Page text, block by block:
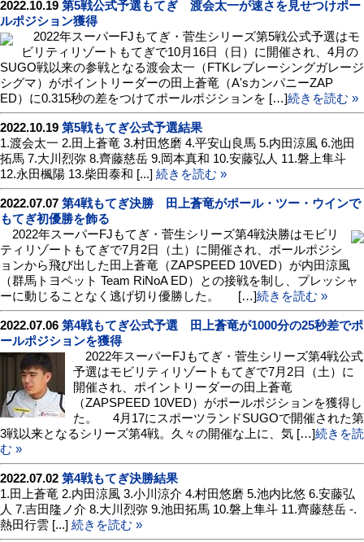
2022.10.19 第5戦公式予選もてぎ 渡会太一が速さを見せつけポー
ルポジション獲得
2022年スーパーFJもてぎ・菅生シリーズ第5戦公式予選はモ
ビリティリゾートもてぎで10月16日（日）に開催され、4月の
SUGO戦以来の参戦となる渡会太一（FTKレブレーシングガレージ
シグマ）がポイントリーダーの田上蒼竜（A'sカンパニーZAP
ED）に0.315秒の差をつけてポールポジションを […]続きを読む »
2022.10.19 第5戦もてぎ公式予選結果
1.渡会太一 2.田上蒼竜 3.村田悠磨 4.平安山良馬 5.内田涼風 6.池田
拓馬 7.大川烈弥 8.齊藤慈岳 9.岡本真和 10.安藤弘人 11.磐上隼斗
12.永田楓陽 13.柴田泰和 [...] 続きを読む »
2022.07.07 第4戦もてぎ決勝 田上蒼竜がポール・ツー・ウインで
もてぎ初優勝を飾る
2022年スーパーFJもてぎ・菅生シリーズ第4戦決勝はモビリ
ティリゾートもてぎで7月2日（土）に開催され、ポールポジシ
ョンから飛び出した田上蒼竜（ZAPSPEED 10VED）が内田涼風
（群馬トヨペット Team RiNoA ED）との接戦を制し、プレッシャ
ーに動じることなく逃げ切り優勝した。 […]続きを読む »
2022.07.06 第4戦もてぎ公式予選 田上蒼竜が1000分の25秒差でポ
ールポジションを獲得
2022年スーパーFJもてぎ・菅生シリーズ第4戦公式
予選はモビリティリゾートもてぎで7月2日（土）に
開催され、ポイントリーダーの田上蒼竜
（ZAPSPEED 10VED）がポールポジションを獲得し
た。 4月17にスポーツランドSUGOで開催された第
3戦以来となるシリーズ第4戦。久々の開催な上に、気 […]続きを読
む »
2022.07.02 第4戦もてぎ決勝結果
1.田上蒼竜 2.内田涼風 3.小川涼介 4.村田悠磨 5.池内比悠 6.安藤弘
人 7.吉田隆ノ介 8.大川烈弥 9.池田拓馬 10.磐上隼斗 11.齊藤慈岳 -.
熱田行雲 [...] 続きを読む »